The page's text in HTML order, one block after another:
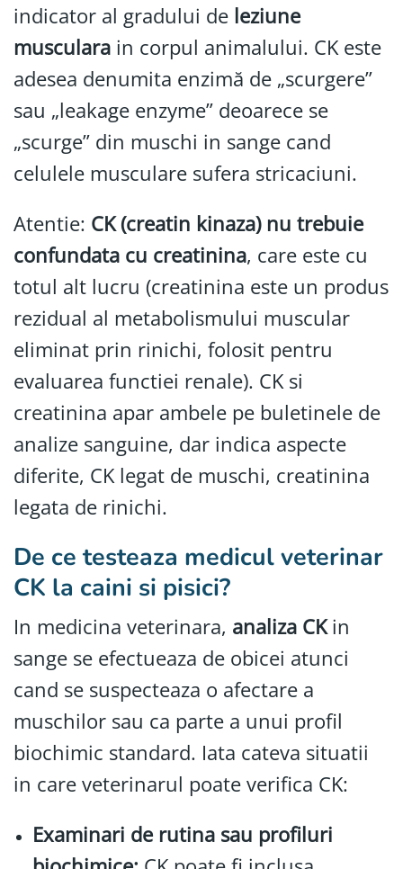
indicator al gradului de leziune
musculara in corpul animalului. CK este
adesea denumita enzimă de „scurgere”
sau „leakage enzyme” deoarece se
„scurge” din muschi in sange cand
celulele musculare sufera stricaciuni.
Atentie: CK (creatin kinaza) nu trebuie
confundata cu creatinina, care este cu
totul alt lucru (creatinina este un produs
rezidual al metabolismului muscular
eliminat prin rinichi, folosit pentru
evaluarea functiei renale). CK si
creatinina apar ambele pe buletinele de
analize sanguine, dar indica aspecte
diferite, CK legat de muschi, creatinina
legata de rinichi.
De ce testeaza medicul veterinar
CK la caini si pisici?
In medicina veterinara, analiza CKin
sange se efectueaza de obicei atunci
cand se suspecteaza o afectare a
muschilor sau ca parte a unui profil
biochimic standard. Iata cateva situatii
in care veterinarul poate verifica CK:
Examinari de rutina sau profiluri